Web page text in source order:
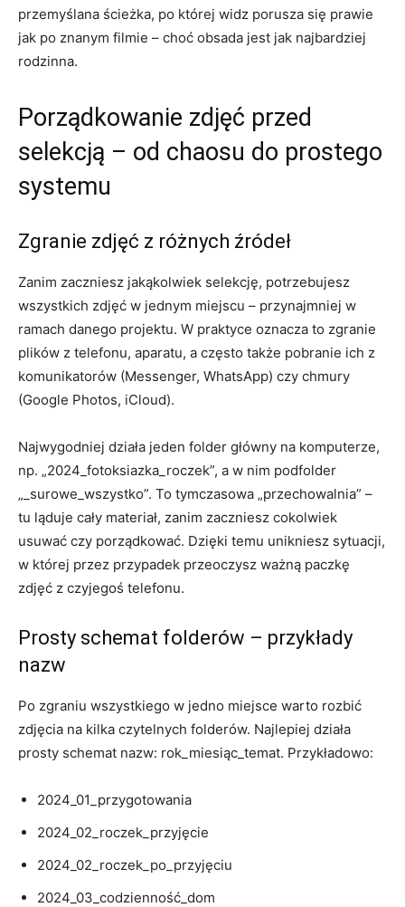
przemyślana ścieżka, po której widz porusza się prawie
jak po znanym filmie – choć obsada jest jak najbardziej
rodzinna.
Porządkowanie zdjęć przed
selekcją – od chaosu do prostego
systemu
Zgranie zdjęć z różnych źródeł
Zanim zaczniesz jakąkolwiek selekcję, potrzebujesz
wszystkich zdjęć w jednym miejscu – przynajmniej w
ramach danego projektu. W praktyce oznacza to zgranie
plików z telefonu, aparatu, a często także pobranie ich z
komunikatorów (Messenger, WhatsApp) czy chmury
(Google Photos, iCloud).
Najwygodniej działa jeden folder główny na komputerze,
np. „2024_fotoksiazka_roczek”, a w nim podfolder
„_surowe_wszystko”. To tymczasowa „przechowalnia” –
tu ląduje cały materiał, zanim zaczniesz cokolwiek
usuwać czy porządkować. Dzięki temu unikniesz sytuacji,
w której przez przypadek przeoczysz ważną paczkę
zdjęć z czyjegoś telefonu.
Prosty schemat folderów – przykłady
nazw
Po zgraniu wszystkiego w jedno miejsce warto rozbić
zdjęcia na kilka czytelnych folderów. Najlepiej działa
prosty schemat nazw: rok_miesiąc_temat. Przykładowo:
2024_01_przygotowania
2024_02_roczek_przyjęcie
2024_02_roczek_po_przyjęciu
2024_03_codzienność_dom